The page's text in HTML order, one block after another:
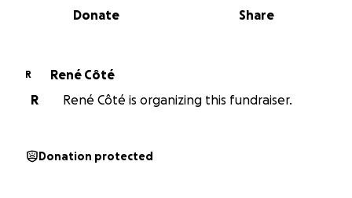
0% complete
Share
Donate
R
René Côté
R
René Côté is organizing this fundraiser.
Donation protected